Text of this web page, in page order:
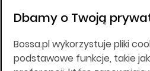
DM BOŚ działa na podstawie
Wszelkie informacje na
informacje o produktach
Dbamy o Twoją
Bossa.pl wykorzystuje pliki
podstawowe funkcje, takie